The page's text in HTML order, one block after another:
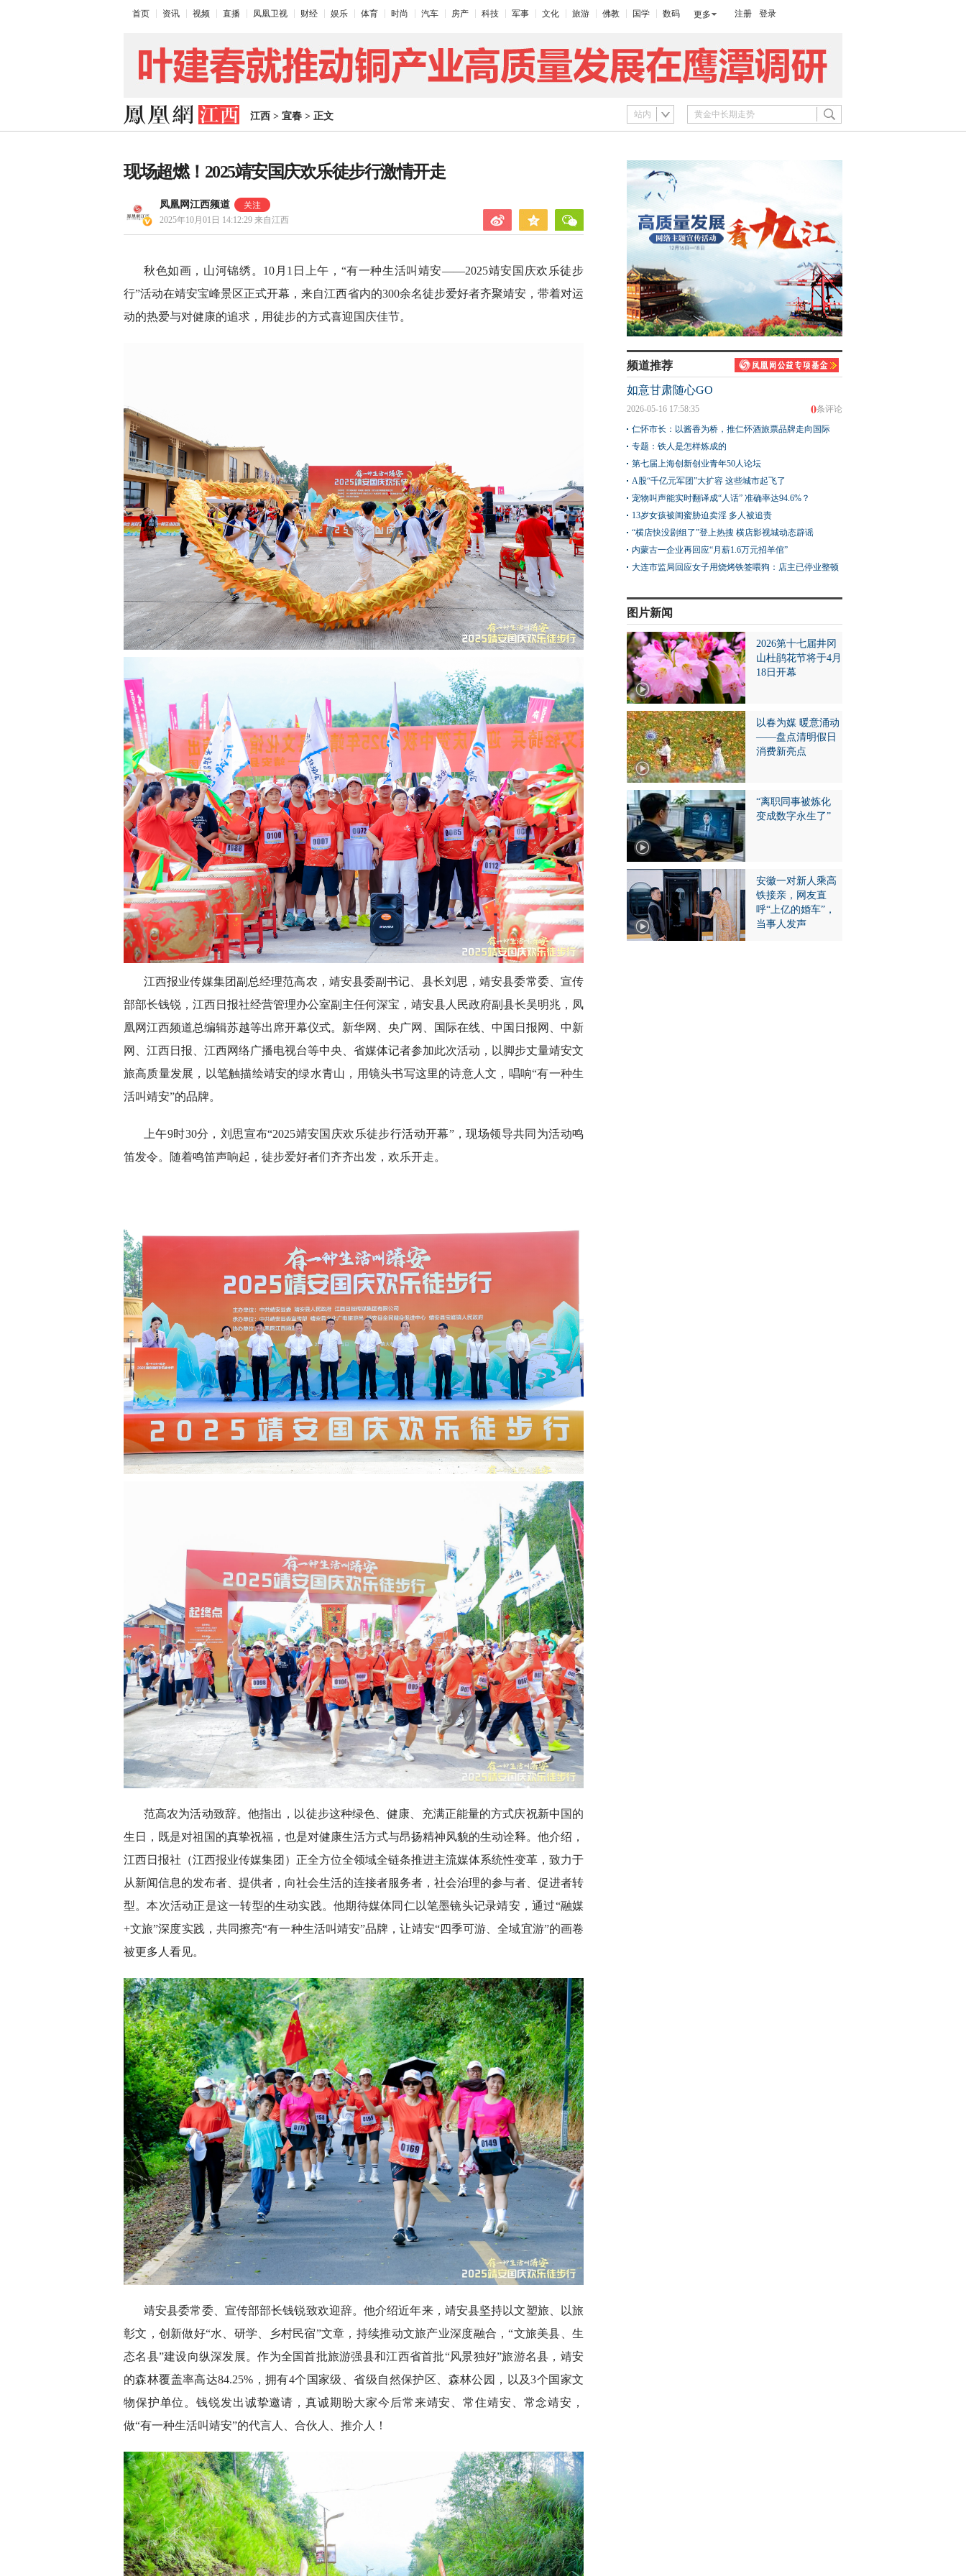
首页 资讯 视频 直播 凤凰卫视 财经 娱乐 体育 时尚 汽车 房产 科技 军事 文化 旅游 佛教 国学 数码 更多 注册 登录
江西 > 宜春 > 正文 站内
现场超燃！2025靖安国庆欢乐徒步行激情开走
凤凰网江西频道
2025年10月01日 14:12:29 来自江西
秋色如画，山河锦绣。10月1日上午，“有一种生活叫靖安——2025靖安国庆欢乐徒步
行”活动在靖安宝峰景区正式开幕，来自江西省内的300余名徒步爱好者齐聚靖安，带着对运
动的热爱与对健康的追求，用徒步的方式喜迎国庆佳节。
江西报业传媒集团副总经理范高农，靖安县委副书记、县长刘思，靖安县委常委、宣传
部部长钱锐，江西日报社经营管理办公室副主任何深宝，靖安县人民政府副县长吴明兆，凤
凰网江西频道总编辑苏越等出席开幕仪式。新华网、央广网、国际在线、中国日报网、中新
网、江西日报、江西网络广播电视台等中央、省媒体记者参加此次活动，以脚步丈量靖安文
旅高质量发展，以笔触描绘靖安的绿水青山，用镜头书写这里的诗意人文，唱响“有一种生
活叫靖安”的品牌。
上午9时30分，刘思宣布“2025靖安国庆欢乐徒步行活动开幕”，现场领导共同为活动鸣
笛发令。随着鸣笛声响起，徒步爱好者们齐齐出发，欢乐开走。
范高农为活动致辞。他指出，以徒步这种绿色、健康、充满正能量的方式庆祝新中国的
生日，既是对祖国的真挚祝福，也是对健康生活方式与昂扬精神风貌的生动诠释。他介绍，
江西日报社（江西报业传媒集团）正全方位全领域全链条推进主流媒体系统性变革，致力于
从新闻信息的发布者、提供者，向社会生活的连接者服务者，社会治理的参与者、促进者转
型。本次活动正是这一转型的生动实践。他期待媒体同仁以笔墨镜头记录靖安，通过“融媒
+文旅”深度实践，共同擦亮“有一种生活叫靖安”品牌，让靖安“四季可游、全域宜游”的画卷
被更多人看见。
靖安县委常委、宣传部部长钱锐致欢迎辞。他介绍近年来，靖安县坚持以文塑旅、以旅
彰文，创新做好“水、研学、乡村民宿”文章，持续推动文旅产业深度融合，“文旅美县、生
态名县”建设向纵深发展。作为全国首批旅游强县和江西省首批“风景独好”旅游名县，靖安
的森林覆盖率高达84.25%，拥有4个国家级、省级自然保护区、森林公园，以及3个国家文
物保护单位。钱锐发出诚挚邀请，真诚期盼大家今后常来靖安、常住靖安、常念靖安，
做“有一种生活叫靖安”的代言人、合伙人、推介人！
频道推荐
如意甘肃随心GO
0条评论
2026-05-16 17:58:35
仁怀市长：以酱香为桥，推仁怀酒旅票品牌走向国际
专题：铁人是怎样炼成的
第七届上海创新创业青年50人论坛
A股“千亿元军团”大扩容 这些城市起飞了
宠物叫声能实时翻译成“人话” 准确率达94.6%？
13岁女孩被闺蜜胁迫卖淫 多人被追责
“横店快没剧组了”登上热搜 横店影视城动态辟谣
内蒙古一企业再回应“月薪1.6万元招羊倌”
大连市监局回应女子用烧烤铁签喂狗：店主已停业整顿
图片新闻
2026第十七届井冈
山杜鹃花节将于4月
18日开幕
以春为媒 暖意涌动
——盘点清明假日
消费新亮点
“离职同事被炼化
变成数字永生了”
安徽一对新人乘高
铁接亲，网友直
呼“上亿的婚车”，
当事人发声